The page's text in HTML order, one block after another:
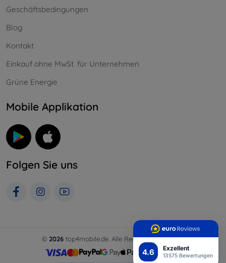
4.6 Exzellent
13575 Bewertungen
Geschäftsbedingungen
Blog
Kontakt
Einkauf ohne MwSt. für Unternehmen
Grüne Energie
Mobile Applikation
Folgen Sie uns
© 2026 top4mobile.de. Alle Rechte vorbehalten.